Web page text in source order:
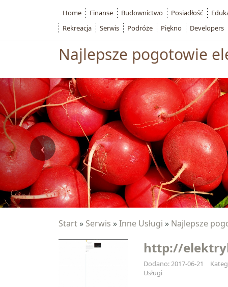
Najlepsze pogotowie
Start » Serwis »Inne Usługi » Najlepsze
http://
Dodano: 2017-06-21
Usługi
Home Finanse Budownictwo Posiadłość
Rekreacja
Serwis Podróże Piękno Developers